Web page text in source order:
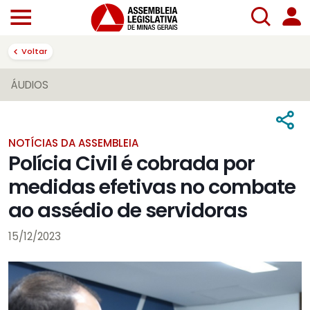
Voltar
ÁUDIOS
NOTÍCIAS DA ASSEMBLEIA
Polícia Civil é cobrada por
medidas efetivas no combate
ao assédio de servidoras
15/12/2023